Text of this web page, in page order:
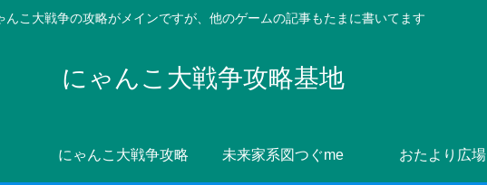
んこ大戦争の攻略がメインですが、他のゲームの記事もたまに書いてます
にゃんこ大戦争攻略基地
にゃんこ大戦争攻略 未来家系図つぐme おたより広場